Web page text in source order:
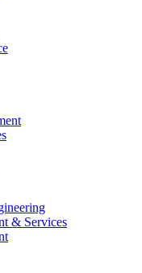
& Services